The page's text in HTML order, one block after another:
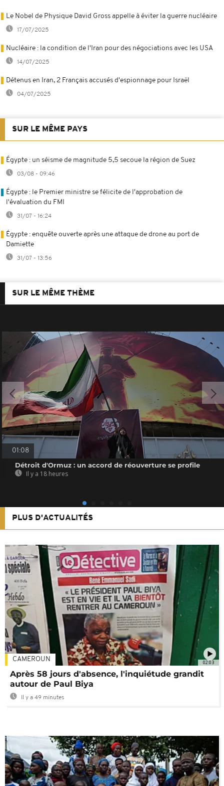
Le Nobel de Physique David Gross appelle à éviter la guerre nucléaire
17/07/2025
Nucléaire : la condition de l'Iran pour des négociations avec les USA
14/07/2025
Détenus en Iran, 2 Français accusés d'espionnage pour Israël
04/07/2025
SUR LE MÊME PAYS
Égypte : un séisme de magnitude 5,5 secoue la région de Suez
03/08 - 09:46
Égypte : le Premier ministre se félicite de l'approbation de
l'évaluation du FMI
31/07 - 16:24
Égypte : enquête ouverte après une attaque de drone au port de
Damiette
31/07 - 13:56
SUR LE MÊME THÈME
01:08
Détroit d'Ormuz : un accord de réouverture se profile
Il y a 18 heures
PLUS D'ACTUALITÉS
02:03
CAMEROUN
Après 58 jours d'absence, l'inquiétude grandit
autour de Paul Biya
Il y a 49 minutes